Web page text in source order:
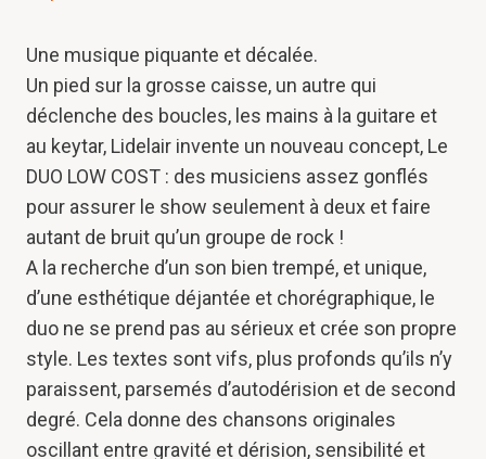
Une musique piquante et décalée.
Un pied sur la grosse caisse, un autre qui
déclenche des boucles, les mains à la guitare et
au keytar, Lidelair invente un nouveau concept, Le
DUO LOW COST : des musiciens assez gonflés
pour assurer le show seulement à deux et faire
autant de bruit qu’un groupe de rock !
A la recherche d’un son bien trempé, et unique,
d’une esthétique déjantée et chorégraphique, le
duo ne se prend pas au sérieux et crée son propre
style. Les textes sont vifs, plus profonds qu’ils n’y
paraissent, parsemés d’autodérision et de second
degré. Cela donne des chansons originales
oscillant entre gravité et dérision, sensibilité et